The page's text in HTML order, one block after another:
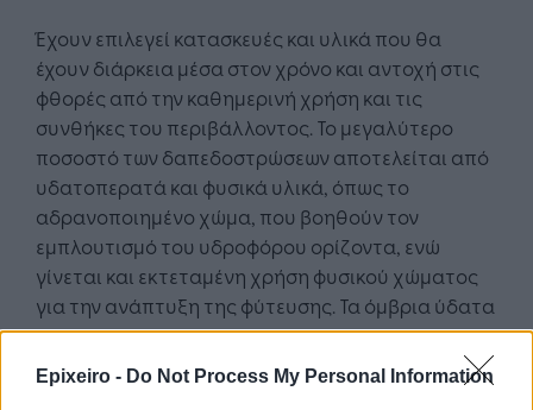
Epixeiro - Do Not Process My Personal Information
Έχουν επιλεγεί κατασκευές και υλικά που θα
έχουν διάρκεια μέσα στον χρόνο και αντοχή στις
φθορές από την καθημερινή χρήση και τις
συνθήκες του περιβάλλοντος. Το μεγαλύτερο
ποσοστό των δαπεδοστρώσεων αποτελείται από
υδατοπερατά και φυσικά υλικά, όπως το
αδρανοποιημένο χώμα, που βοηθούν τον
εμπλουτισμό του υδροφόρου ορίζοντα, ενώ
γίνεται και εκτεταμένη χρήση φυσικού χώματος
για την ανάπτυξη της φύτευσης. Τα όμβρια ύδατα
θα συλλέγονται σε δεξαμενές για την άρδευση
του πρασίνου. Επιλέχθηκαν δέντρα και τα φυτά
που παραδοσιακά ενδημούν στο αττικό τοπίο."